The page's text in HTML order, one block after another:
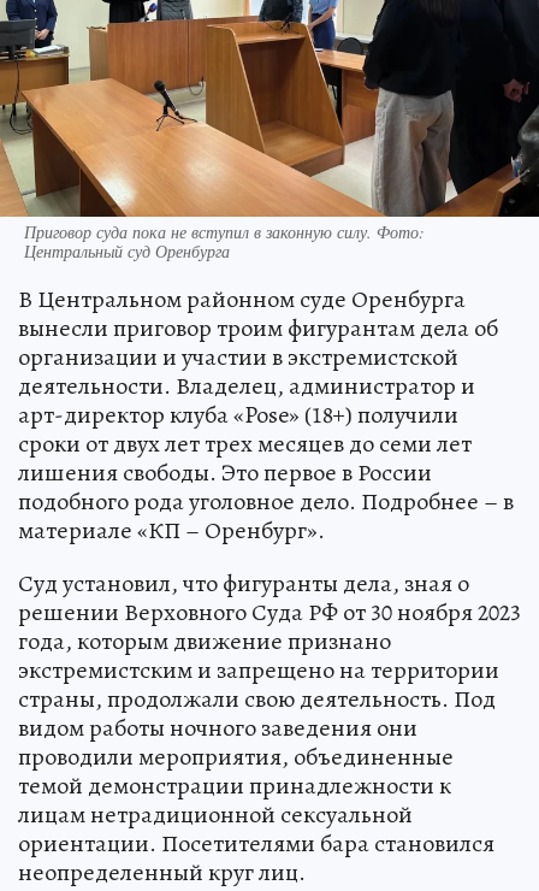
Приговор суда пока не вступил в законную силу. Фото:
Центральный суд Оренбурга
В Центральном районном суде Оренбурга
вынесли приговор троим фигурантам дела об
организации и участии в экстремистской
деятельности. Владелец, администратор и
арт-директор клуба «Pose» (18+) получили
сроки от двух лет трех месяцев до семи лет
лишения свободы. Это первое в России
подобного рода уголовное дело. Подробнее – в
материале «КП – Оренбург».
Суд установил, что фигуранты дела, зная о
решении Верховного Суда РФ от 30 ноября 2023
года, которым движение признано
экстремистским и запрещено на территории
страны, продолжали свою деятельность. Под
видом работы ночного заведения они
проводили мероприятия, объединенные
темой демонстрации принадлежности к
лицам нетрадиционной сексуальной
ориентации. Посетителями бара становился
неопределенный круг лиц.